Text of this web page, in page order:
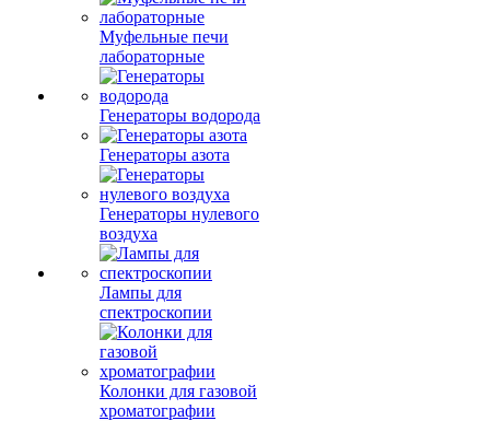
Муфельные печи
лабораторные
Генераторы водорода
Генераторы азота
Генераторы нулевого
воздуха
Лампы для
спектроскопии
Колонки для газовой
хроматографии